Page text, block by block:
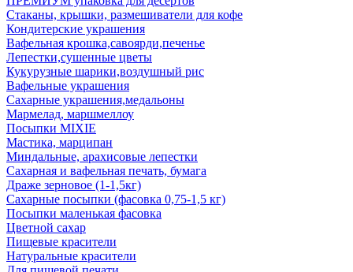
Стаканы, крышки, размешиватели для кофе
Кондитерские украшения
Вафельная крошка,савоярди,печенье
Лепестки,сушенные цветы
Кукурузные шарики,воздушный рис
Вафельные украшения
Сахарные украшения,медальоны
Мармелад, маршмеллоу
Посыпки MIXIE
Мастика, марципан
Миндальные, арахисовые лепестки
Сахарная и вафельная печать, бумага
Драже зерновое (1-1,5кг)
Сахарные посыпки (фасовка 0,75-1,5 кг)
Посыпки маленькая фасовка
Цветной сахар
Пищевые красители
Натуральные красители